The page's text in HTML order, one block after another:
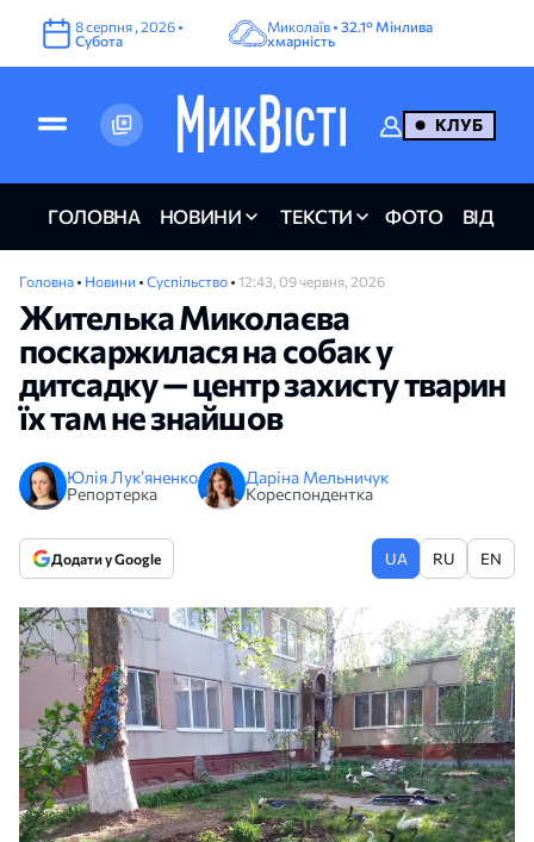
8серпня ,2026 •
Субота
Миколаїв • 32.1° Мінлива
хмарність
КЛУБ
ГОЛОВНА НОВИНИ ТЕКСТИ ФОТО ВІДЕО
Головна • Новини • Суспільство • 12:43, 09 червня, 2026
Жителька Миколаєва
поскаржилася на собак у
дитсадку — центр захисту тварин
їх там не знайшов
Юлія Лук’яненко
Репортерка
Даріна Мельничук
Кореспондентка
Додати у Google UA RU EN